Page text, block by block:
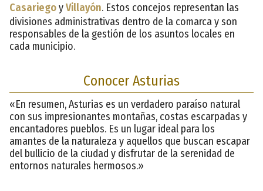
CasariegoyVillayón. Estos concejos representan las
divisiones administrativas dentro de la comarca y son
responsables de la gestión de los asuntos locales en
cada municipio.
Conocer Asturias
«En resumen, Asturias es un verdadero paraíso natural
con sus impresionantes montañas, costas escarpadas y
encantadores pueblos. Es un lugar ideal para los
amantes de la naturaleza y aquellos que buscan escapar
del bullicio de la ciudad y disfrutar de la serenidad de
entornos naturales hermosos.»